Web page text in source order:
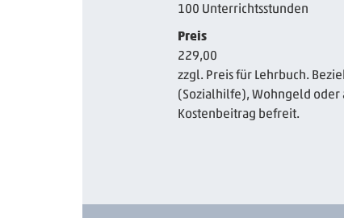
100 Unterrichtsstunden
Preis
229,00
zzgl. Preis für Lehrbuch.
(Sozialhilfe), Wohngeld oder
Kostenbeitrag befreit.